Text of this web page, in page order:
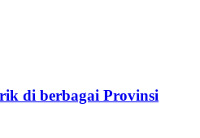
di berbagai Provinsi